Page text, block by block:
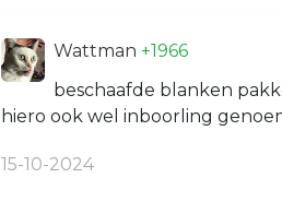
Wattman +1966
beschaafde blanken
hiero ook wel inboorling
15-10-2024